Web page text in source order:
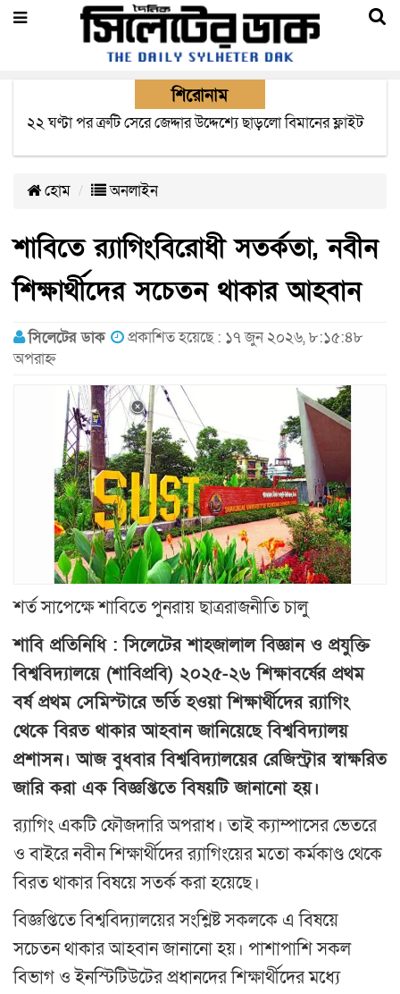
শিরোনাম
বাংলাদেশে এসে মার্কিন দূতের ভারতের হাই কমিশনারের সাথে
হোম অনলাইন
শাবিতে র‍্যাগিংবিরোধী সতর্কতা, নবীন
শিক্ষার্থীদের সচেতন থাকার আহবান
সিলেটের ডাক
প্রকাশিত হয়েছে : ১৭ জুন ২০২৬, ৮:১৫:৪৮
অপরাহ্ন
শর্ত সাপেক্ষে শাবিতে পুনরায় ছাত্ররাজনীতি চালু
শাবি প্রতিনিধি : সিলেটের শাহজালাল বিজ্ঞান ও প্রযুক্তি
বিশ্ববিদ্যালয়ে (শাবিপ্রবি) ২০২৫-২৬ শিক্ষাবর্ষের প্রথম
বর্ষ প্রথম সেমিস্টারে ভর্তি হওয়া শিক্ষার্থীদের র‍্যাগিং
থেকে বিরত থাকার আহবান জানিয়েছে বিশ্ববিদ্যালয়
প্রশাসন। আজ বুধবার বিশ্ববিদ্যালয়ের রেজিস্ট্রার স্বাক্ষরিত
জারি করা এক বিজ্ঞপ্তিতে বিষয়টি জানানো হয়।
র‍্যাগিং একটি ফৌজদারি অপরাধ। তাই ক্যাম্পাসের ভেতরে
ও বাইরে নবীন শিক্ষার্থীদের র‍্যাগিংয়ের মতো কর্মকাণ্ড থেকে
বিরত থাকার বিষয়ে সতর্ক করা হয়েছে।
বিজ্ঞপ্তিতে বিশ্ববিদ্যালয়ের সংশ্লিষ্ট সকলকে এ বিষয়ে
সচেতন থাকার আহবান জানানো হয়। পাশাপাশি সকল
বিভাগ ও ইনস্টিটিউটের প্রধানদের শিক্ষার্থীদের মধ্যে